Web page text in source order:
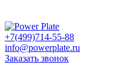
+7(499)714-55-88
info@powerplate.ru
Заказать звонок